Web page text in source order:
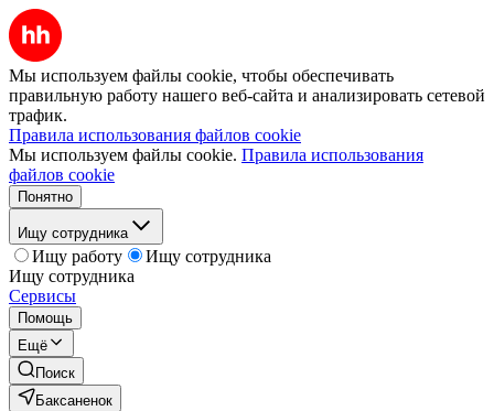
Мы используем файлы cookie, чтобы обеспечивать
правильную работу нашего веб-сайта и анализировать сетевой
трафик.
Правила использования файлов cookie
Мы используем файлы cookie. Правила использования
файлов cookie
Понятно
Ищу сотрудника
Ищу работу
Ищу сотрудника
Ищу сотрудника
Сервисы
Помощь
Ещё
Поиск
Баксаненок